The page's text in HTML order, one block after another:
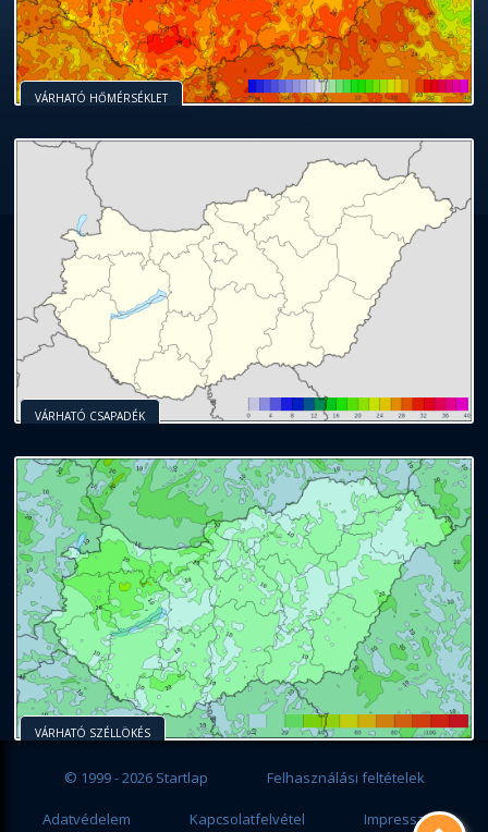
VÁRHATÓ HŐMÉRSÉKLET
VÁRHATÓ CSAPADÉK
VÁRHATÓ SZÉLLÖKÉS
© 1999 - 2026 Startlap Felhasználási feltételek
Adatvédelem Kapcsolatfelvétel Impresszum